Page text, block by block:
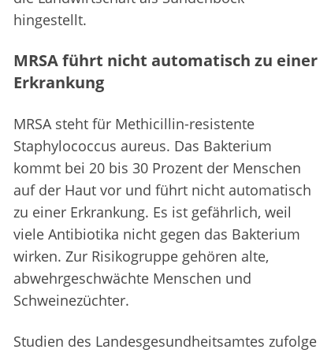
hingestellt.
MRSA führt nicht automatisch zu einer
Erkrankung
MRSA steht für Methicillin-resistente
Staphylococcus aureus. Das Bakterium
kommt bei 20 bis 30 Prozent der Menschen
auf der Haut vor und führt nicht automatisch
zu einer Erkrankung. Es ist gefährlich, weil
viele Antibiotika nicht gegen das Bakterium
wirken. Zur Risikogruppe gehören alte,
abwehrgeschwächte Menschen und
Schweinezüchter.
Studien des Landesgesundheitsamtes zufolge